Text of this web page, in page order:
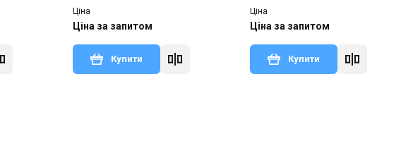
Ціна
Ціна за запитом
Купити
Ціна
Ціна за запитом
Купити